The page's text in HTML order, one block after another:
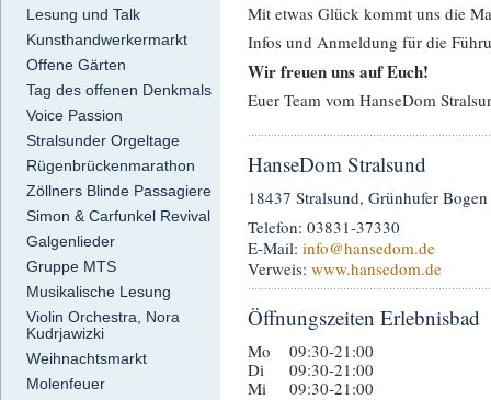
Lesung und Talk
Kunsthandwerkermarkt
Offene Gärten
Tag des offenen Denkmals
Voice Passion
Stralsunder Orgeltage
Rügenbrückenmarathon
Zöllners Blinde Passagiere
Simon & Carfunkel Revival
Galgenlieder
Gruppe MTS
Musikalische Lesung
Violin Orchestra, Nora
Kudrjawizki
Weihnachtsmarkt
Molenfeuer
Mit etwas Glück kommt uns die
Infos und Anmeldung für die
Wir freuen uns auf Euch!
Euer Team vom HanseDom
HanseDom Stralsund
18437 Stralsund, Grünhufer
Telefon: 03831-37330
E-Mail: info@hansedom.de
Verweis: www.hansedom.de
Öffnungszeiten Erlebnisbad
Mo
09:30-21:00
Di
09:30-21:00
Mi
09:30-21:00